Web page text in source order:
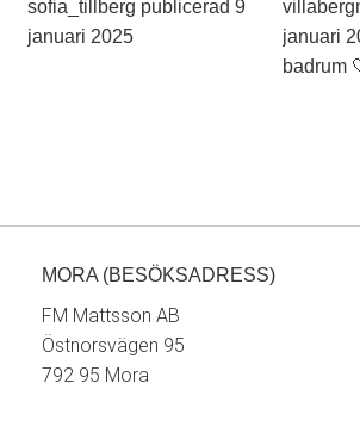
MORA (BESÖKSADRESS)
FM Mattsson AB
Östnorsvägen 95
792 95 Mora